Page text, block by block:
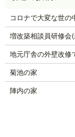
コロナで大変な世の
増改築相談員研修会(
地元庁舎の外壁改修
菊池の家
陣内の家